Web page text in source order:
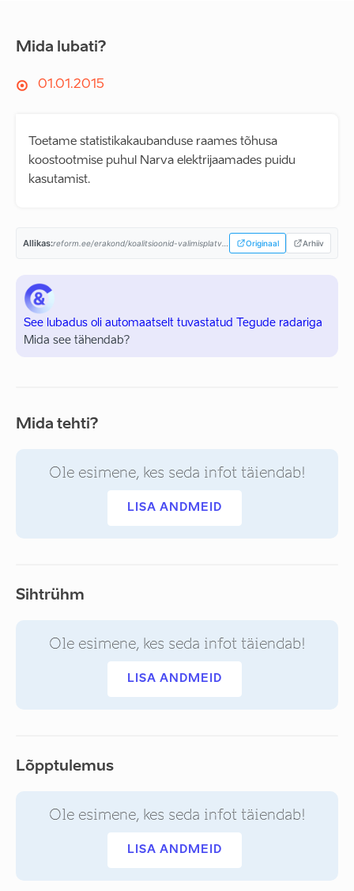
Mida lubati?
01.01.2015
Toetame statistikakaubanduse raames tõhusa
koostootmise puhul Narva elektrijaamades puidu
kasutamist.
Allikas: Originaal Arhiiv
See lubadus oli automaatselt tuvastatud Tegude radariga
Mida see tähendab?
Mida tehti?
Ole esimene, kes seda infot täiendab!
LISA ANDMEID
Sihtrühm
Ole esimene, kes seda infot täiendab!
LISA ANDMEID
Lõpptulemus
Ole esimene, kes seda infot täiendab!
LISA ANDMEID